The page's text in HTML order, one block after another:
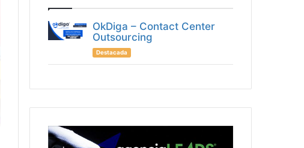
OkDiga – Contact Center
Outsourcing
Destacada